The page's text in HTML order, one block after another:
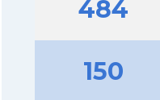
484
150